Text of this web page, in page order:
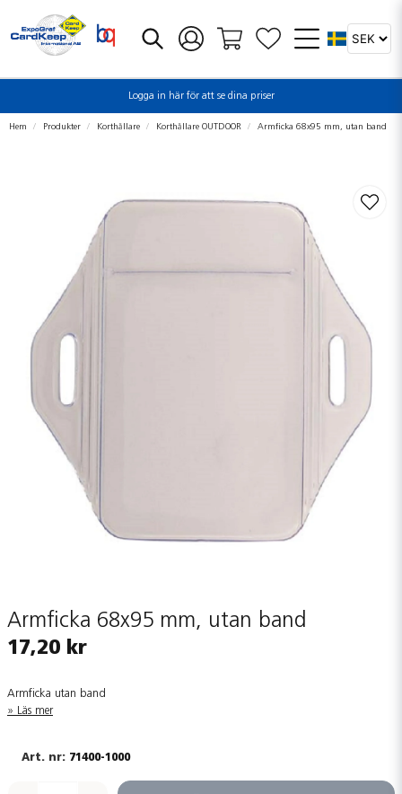
Logga in här för att se dina priser
Hem Produkter Korthållare Korthållare OUTDOOR Armficka 68x95 mm, utan band
Armficka 68x95 mm, utan band
17,20 kr
Armficka utan band
Läs mer
71400-1000